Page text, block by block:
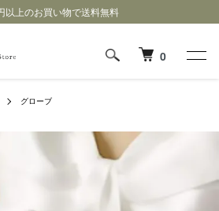
以上のお買い物で送料無料
0
グローブ